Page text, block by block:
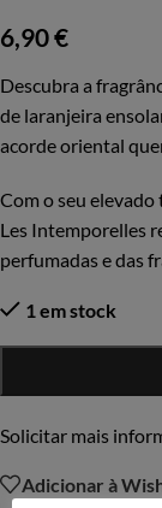
6,90€
Descubra a
de laranjeira
acorde oriental
Com o seu
Les Intemporelles
perfumadas e das
1 em stock
Solicitar mais
Adicionar à